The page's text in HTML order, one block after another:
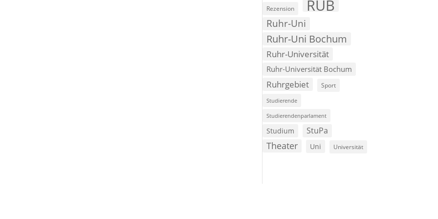
Rezension RUB
Ruhr-Uni
Ruhr-Uni Bochum
Ruhr-Universität
Ruhr-Universität Bochum
Ruhrgebiet Sport
Studierende
Studierendenparlament
Studium StuPa
Theater Uni Universität